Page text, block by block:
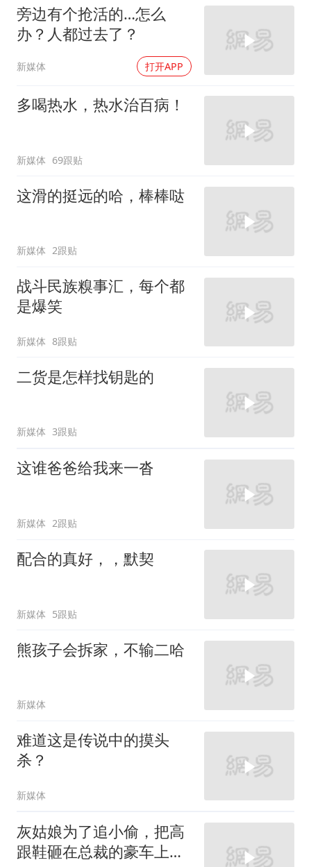
旁边有个抢活的…怎么
办？人都过去了？
新媒体 打开APP
多喝热水，热水治百病！
新媒体 69跟贴
这滑的挺远的哈，棒棒哒
新媒体 2跟贴
战斗民族糗事汇，每个都
是爆笑
新媒体 8跟贴
二货是怎样找钥匙的
新媒体 3跟贴
这谁爸爸给我来一沓
新媒体 2跟贴
配合的真好，，默契
新媒体 5跟贴
熊孩子会拆家，不输二哈
新媒体
难道这是传说中的摸头
杀？
新媒体
灰姑娘为了追小偷，把高
跟鞋砸在总裁的豪车上，